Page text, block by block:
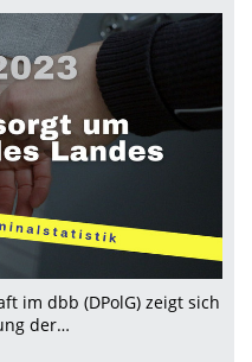
im dbb (DPolG) zeigt sich
der…